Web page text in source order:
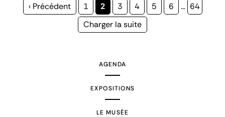
Page
‹ Précédent Page
1
Page
courante
2 Page
3 Page
4 Page
5 Page
6 … Page
64
Page
Charger la suite
AGENDA
EXPOSITIONS
LE MUSÉE